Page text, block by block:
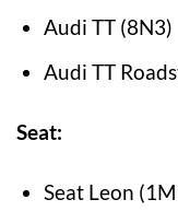
Audi TT (8N3)
Audi TT
Seat:
Seat Leon